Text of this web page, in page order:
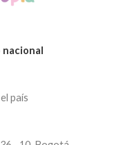
nacional
país